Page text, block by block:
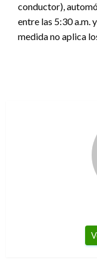
conductor),
entre las 5:30 a.m.
medida no aplica